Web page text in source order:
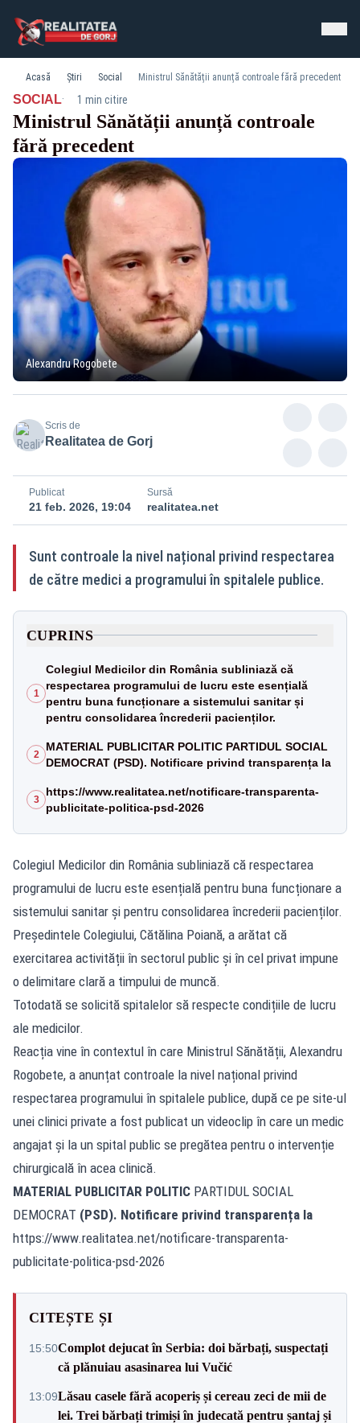
Acasă Știri Social Ministrul Sănătății anunță controale fără precedent
SOCIAL· 1 min citire
Ministrul Sănătății anunță controale
fără precedent
Alexandru Rogobete
Scris de
Realitatea de Gorj
Publicat
21 feb. 2026, 19:04
Sursă
realitatea.net
Sunt controale la nivel național privind respectarea
de către medici a programului în spitalele publice.
CUPRINS
1
Colegiul Medicilor din România subliniază că
respectarea programului de lucru este esențială
pentru buna funcționare a sistemului sanitar și
pentru consolidarea încrederii pacienților.
2
MATERIAL PUBLICITAR POLITIC PARTIDUL SOCIAL
DEMOCRAT (PSD). Notificare privind transparența la
3
https://www.realitatea.net/notificare-transparenta-
publicitate-politica-psd-2026
Colegiul Medicilor din România subliniază că respectarea
programului de lucru este esențială pentru buna funcționare a
sistemului sanitar și pentru consolidarea încrederii pacienților.
Președintele Colegiului, Cătălina Poiană, a arătat că
exercitarea activității în sectorul public și în cel privat impune
o delimitare clară a timpului de muncă.
Totodată se solicită spitalelor să respecte condițiile de lucru
ale medicilor.
Reacția vine în contextul în care Ministrul Sănătății, Alexandru
Rogobete, a anunțat controale la nivel național privind
respectarea programului în spitalele publice, după ce pe site-ul
unei clinici private a fost publicat un videoclip în care un medic
angajat și la un spital public se pregătea pentru o intervenție
chirurgicală în acea clinică.
MATERIAL PUBLICITAR POLITIC PARTIDUL SOCIAL
DEMOCRAT (PSD). Notificare privind transparența la
https://www.realitatea.net/notificare-transparenta-
publicitate-politica-psd-2026
CITEȘTE ȘI
15:50Complot dejucat în Serbia: doi bărbați, suspectați
că plănuiau asasinarea lui Vučić
13:09Lăsau casele fără acoperiș și cereau zeci de mii de
lei. Trei bărbați trimiși în judecată pentru șantaj și